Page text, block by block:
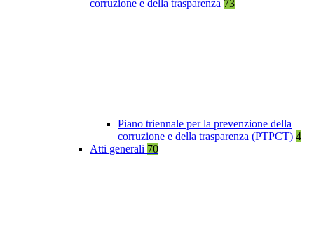
corruzione e della trasparenza 73
Piano triennale per la prevenzione della
corruzione e della trasparenza (PTPCT) 4
Atti generali 70